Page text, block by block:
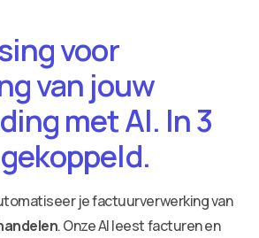
voor
van jouw
met AI. In 3
je factuurverwerking van
. Onze AI leest facturen en